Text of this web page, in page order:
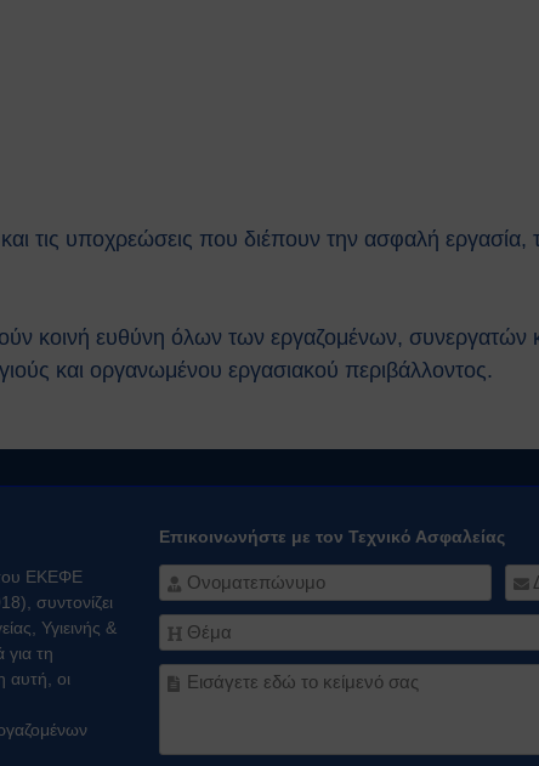
και τις υποχρεώσεις που διέπουν την ασφαλή
κοινή ευθύνη όλων των εργαζομένων, συνεργατών
και οργανωμένου εργασιακού περιβάλλοντος.
του ΕΚΕΦΕ
συντονίζει
Υγιεινής &
τη
αυτή, οι
Επικοινωνήστε με τον Τεχνικό Ασφαλείας